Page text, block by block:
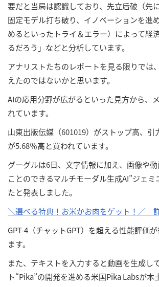
要だと当局は認識しており、先立后破（先
固定モデル打ち破り、イノベーションを進
めるといったトライ＆エラー）によって経
るだろう」などと分析しています。
アナリストたちのレポートを見る限りでは
えたのではないかと思います。
AIの応用分野が広がるといった見方から、
れています。
山東出版伝媒（601019）がストップ高、引
が5.68％高と買われています。
グーグルは6日、文字情報に加え、画像や
ことのできるマルチモーダル生成AI”ジェミ
たと発表しました。
＼選べる特典！お米かお肉をゲット！／
GPT-4（チャットGPT）を超える性能評価
ます。
また、テキストを入力すると動画を生成し
ト“Pika”の開発を進める米国Pika Labsが本